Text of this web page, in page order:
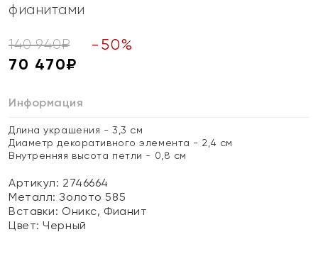
фианитами
140 940₽ - 50%
70 470₽
Информация
Длина украшения - 3,3 см
Диаметр декоративного элемента - 2,4 см
Внутренняя высота петли - 0,8 см
Артикул: 2746664
Металл:Золото 585
Вставки: Оникс, Фианит
Цвет:Черный